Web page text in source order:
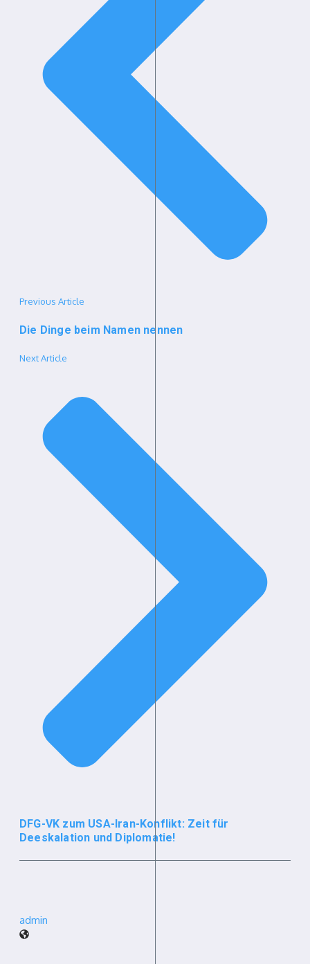
Previous Article
Die Dinge beim Namen nennen
Next Article
DFG-VK zum USA-Iran-Konflikt: Zeit für
Deeskalation und Diplomatie!
admin